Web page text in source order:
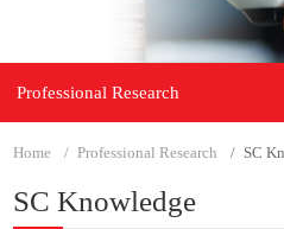
Professional Research
Home Professional Research SC
SC Knowledge